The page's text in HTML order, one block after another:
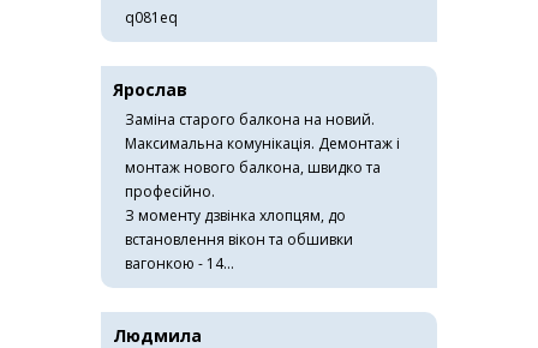
q081eq
Ярослав
Заміна старого балкона на новий.
Максимальна комунікація. Демонтаж і
монтаж нового балкона, швидко та
професійно.
З моменту дзвінка хлопцям, до
встановлення вікон та обшивки
вагонкою - 14...
Людмила